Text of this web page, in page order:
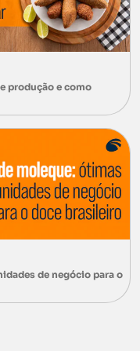
produção e como
de negócio para o